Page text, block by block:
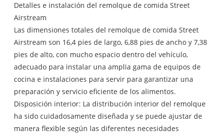
Detalles e instalación del remolque de comida Street
Airstream
Las dimensiones totales del remolque de comida Street
Airstream son 16,4 pies de largo, 6,88 pies de ancho y 7,38
pies de alto, con mucho espacio dentro del vehículo,
adecuado para instalar una amplia gama de equipos de
cocina e instalaciones para servir para garantizar una
preparación y servicio eficiente de los alimentos.
Disposición interior: La distribución interior del remolque
ha sido cuidadosamente diseñada y se puede ajustar de
manera flexible según las diferentes necesidades